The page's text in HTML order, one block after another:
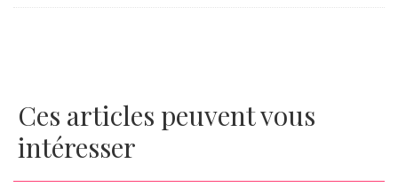
Ces articles peuvent vous
intéresser